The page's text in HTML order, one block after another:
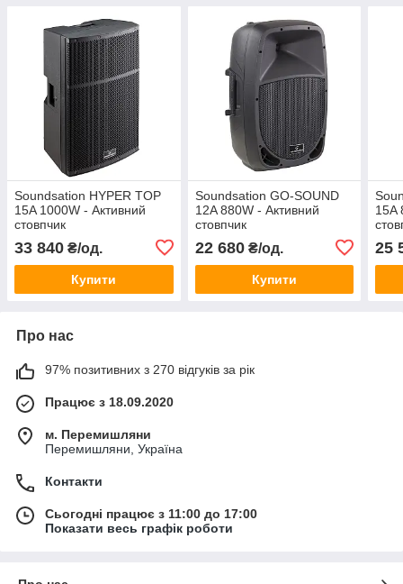
Soundsation HYPER TOP
15A 1000W - Активний
стовпчик
33 840 ₴/од.
Купити
Soundsation GO-SOUND
12A 880W - Активний
стовпчик
22 680₴/од.
Купити
15A
25
Про нас
97% позитивних з 270 відгуків за рік
Працює з 18.09.2020
м. Перемишляни
Перемишляни, Україна
Контакти
Сьогодні працює з 11:00 до 17:00
Показати весь графік роботи